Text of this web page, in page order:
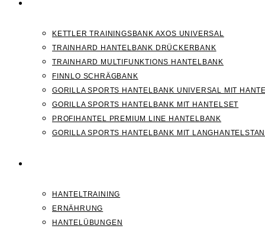
KETTLER TRAININGSBANK AXOS UNIVERSAL
TRAINHARD HANTELBANK DRÜCKERBANK
TRAINHARD MULTIFUNKTIONS HANTELBANK
FINNLO SCHRÄGBANK
GORILLA SPORTS HANTELBANK UNIVERSAL MIT
GORILLA SPORTS HANTELBANK MIT HANTELSET
PROFIHANTEL PREMIUM LINE HANTELBANK
GORILLA SPORTS HANTELBANK MIT
HANTELTRAINING
ERNÄHRUNG
HANTELÜBUNGEN